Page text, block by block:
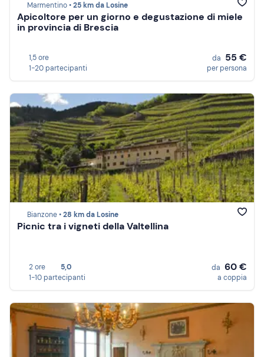
Marmentino •25 km da Losine
Apicoltore per un giorno e degustazione di miele
in provincia di Brescia
1,5 ore
1-20 partecipanti
da 55 €
per persona
Bianzone •28 km da Losine
Picnic tra i vigneti della Valtellina
2 ore
5,0
1-10 partecipanti
da 60 €
a coppia